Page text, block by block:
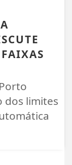
dos limites